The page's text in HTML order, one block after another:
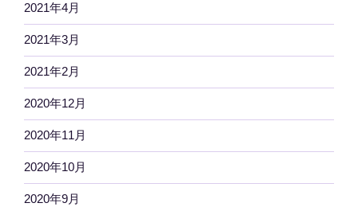
2021年4月
2021年3月
2021年2月
2020年12月
2020年11月
2020年10月
2020年9月